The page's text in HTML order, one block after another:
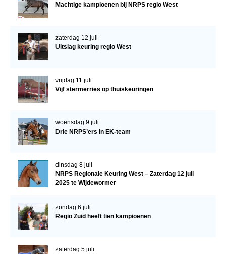
Machtige kampioenen bij NRPS regio West
zaterdag 12 juli
Uitslag keuring regio West
vrijdag 11 juli
Vijf stermerries op thuiskeuringen
woensdag 9 juli
Drie NRPS’ers in EK-team
dinsdag 8 juli
NRPS Regionale Keuring West – Zaterdag 12 juli
2025 te Wijdewormer
zondag 6 juli
Regio Zuid heeft tien kampioenen
zaterdag 5 juli